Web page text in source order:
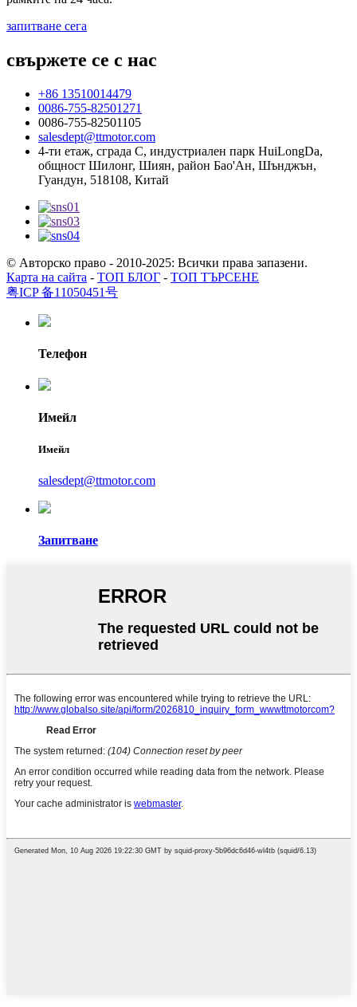
запитване сега
свържете се с нас
+86 13510014479
0086-755-82501271
0086-755-82501105
salesdept@ttmotor.com
4-ти етаж, сграда C, индустриален парк HuiLongDa,
общност Шилонг, Шиян, район Бао'Ан, Шънджън,
Гуандун, 518108, Китай
© Авторско право - 2010-2025: Всички права запазени.
Карта на сайта - ТОП БЛОГ - ТОП ТЪРСЕНЕ
粤ICP 备11050451号
Телефон
Имейл
Имейл
salesdept@ttmotor.com
Запитване